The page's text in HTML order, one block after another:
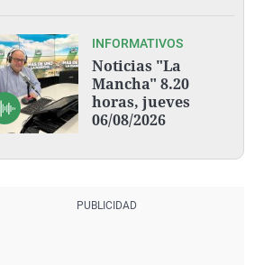
INFORMATIVOS
Noticias "La
Mancha" 8.20
horas, jueves
06/08/2026